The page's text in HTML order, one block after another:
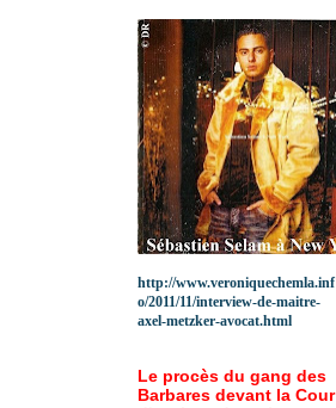
http://www.veroniquechemla.inf
o/2011/11/interview-de-maitre-
axel-metzker-avocat.html
Le procès du gang des
Barbares devant la Cour